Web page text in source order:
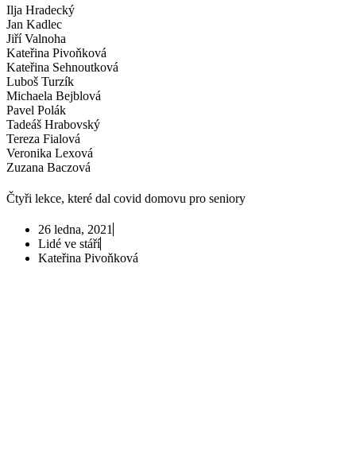
Ilja Hradecký
Jan Kadlec
Jiří Valnoha
Kateřina Pivoňková
Kateřina Sehnoutková
Luboš Turzík
Michaela Bejblová
Pavel Polák
Tadeáš Hrabovský
Tereza Fialová
Veronika Lexová
Zuzana Baczová
Čtyři lekce, které dal covid domovu pro seniory
26 ledna, 2021
Lidé ve stáří
Kateřina Pivoňková